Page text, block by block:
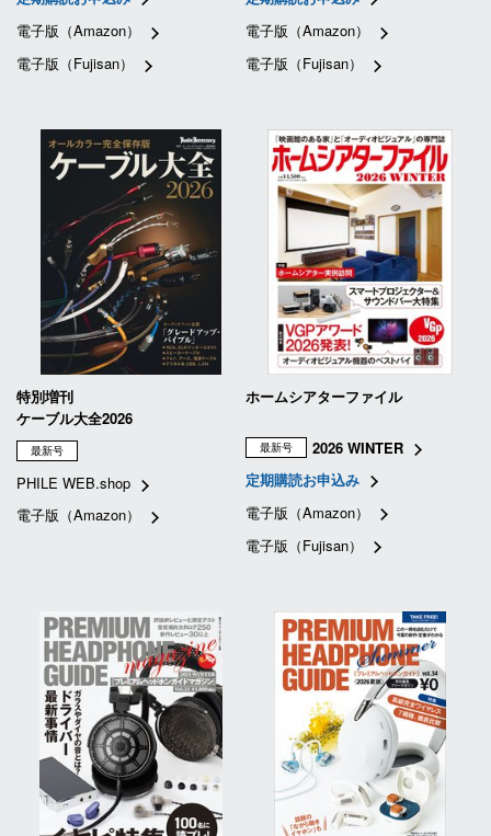
電子版（Amazon）
電子版（Fujisan）
電子版（Amazon）
電子版（Fujisan）
特別増刊
ケーブル大全2026
最新号
PHILE WEB.shop
電子版（Amazon）
ホームシアターファイル
最新号
2026 WINTER
定期購読お申込み
電子版（Amazon）
電子版（Fujisan）